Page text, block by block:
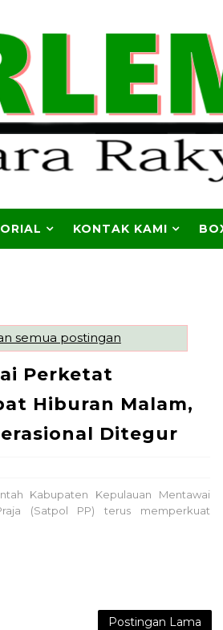
KONTAK KAMI
semua postingan
Perketat
Hiburan Malam,
Ditegur
Kabupaten Kepulauan Mentawai
(Satpol PP) terus memperkuat
Postingan Lama